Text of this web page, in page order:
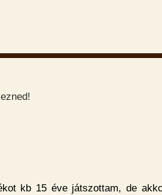
kb 15 éve játszottam, de